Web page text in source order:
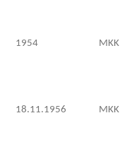
1954 MKK
18.11.1956 MKK